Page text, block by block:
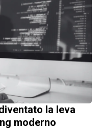
la leva
moderno